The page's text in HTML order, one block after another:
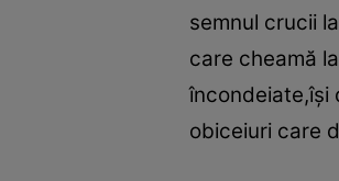
semnul crucii
care cheamă
încondeiate,îşi
obiceiuri care